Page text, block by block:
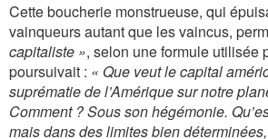
Cette boucherie monstrueuse, qui
vainqueurs autant que les vaincus,
capitaliste », selon une formule utilisée
poursuivait : « Que veut le capital
suprématie de l’Amérique sur notre
Comment ? Sous son hégémonie.
mais dans des limites bien